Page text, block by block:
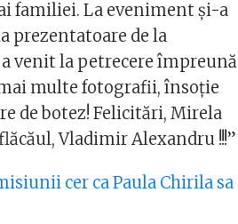
familiei. La eveniment și-a
prezentatoare de la
venit la petrecere împreună
multe fotografii, însoție
de botez! Felicitări, Mirela
Vladimir Alexandru !!!”
cer ca Paula Chirila sa